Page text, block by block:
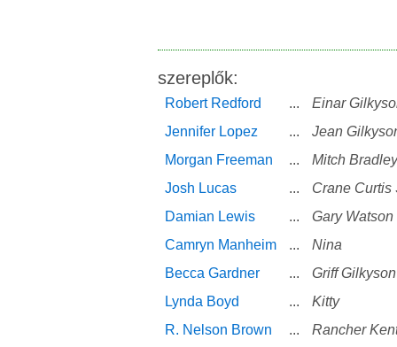
szereplők:
Robert Redford ...
Einar
Jennifer Lopez
...
Jean
Morgan Freeman
...
Mitch Bradley
Josh Lucas
...
Crane Curtis
Damian Lewis
...
Gary Watson
Camryn Manheim
...
Nina
Becca Gardner
...
Griff Gilkyson
Lynda Boyd
...
Kitty
R. Nelson Brown
...
Rancher